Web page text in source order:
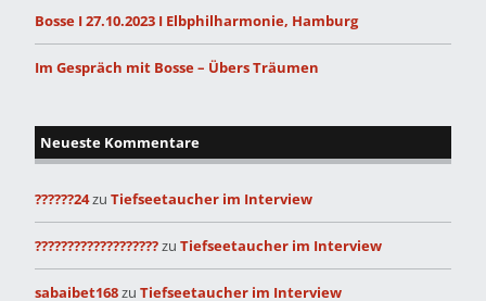
Bosse I 27.10.2023 I Elbphilharmonie, Hamburg
Im Gespräch mit Bosse – Übers Träumen
Neueste Kommentare
??????24zu Tiefseetaucher im Interview
???????????????????zu Tiefseetaucher im Interview
sabaibet168zu Tiefseetaucher im Interview